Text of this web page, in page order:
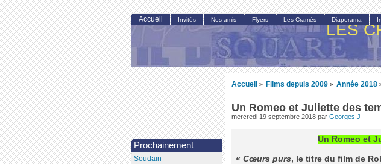
LES
Accueil > Films depuis 2009 > Année 2018
Un Romeo et Juliette des
mercredi 19 septembre 2018 par Georges.J
Un Romeo et
« Cœurs purs, le titre du film de
Accueil Invités Nos amis Flyers Les Cramés Diaporama
Prochainement
Soudain